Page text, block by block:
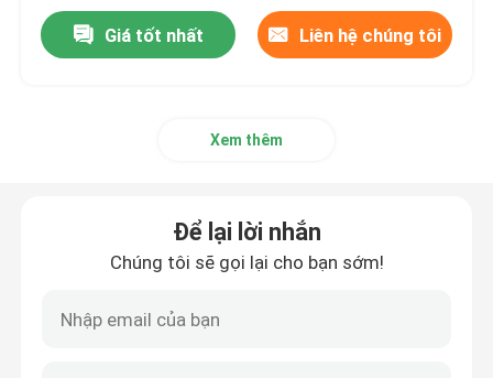
Giá tốt nhất Liên hệ chúng tôi
Xem thêm
Để lại lời nhắn
Chúng tôi sẽ gọi lại cho bạn sớm!